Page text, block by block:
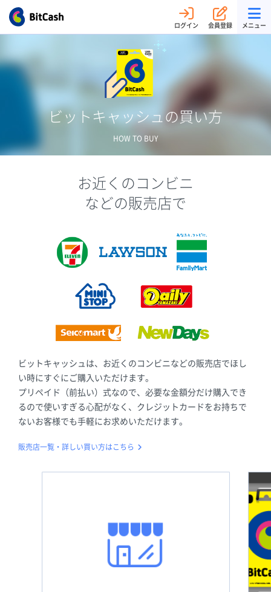
ログイン 会員登録 メニュー
ビットキャッシュの買い方
HOW TO BUY
お近くのコンビニ
などの販売店で
ビットキャッシュは、お近くのコンビニなどの販売店でほし
い時にすぐにご購入いただけます。
プリペイド（前払い）式なので、必要な金額分だけ購入でき
るので使いすぎる心配がなく、クレジットカードをお持ちで
ないお客様でも手軽にお求めいただけます。
販売店一覧・詳しい買い方はこちら